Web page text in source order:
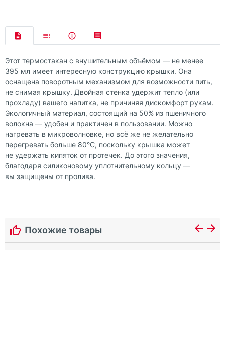
Этот термостакан с внушительным объёмом — не менее
395 мл имеет интересную конструкцию крышки. Она
оснащена поворотным механизмом для возможности пить,
не снимая крышку. Двойная стенка удержит тепло (или
прохладу) вашего напитка, не причиняя дискомфорт рукам.
Экологичный материал, состоящий на 50% из пшеничного
волокна — удобен и практичен в пользовании. Можно
нагревать в микроволновке, но всё же не желательно
перегревать больше 80°С, поскольку крышка может
не удержать кипяток от протечек. До этого значения,
благодаря силиконовому уплотнительному кольцу —
вы защищены от пролива.
Похожие товары